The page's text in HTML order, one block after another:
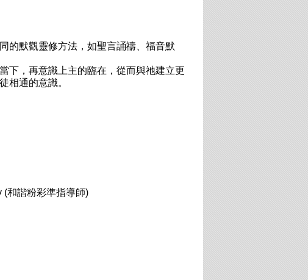
的默觀靈修方法，如聖言誦禱、福音默
下，再意識上主的臨在，從而與祂建立更
相通的意識。
(和諧粉彩準指導師)